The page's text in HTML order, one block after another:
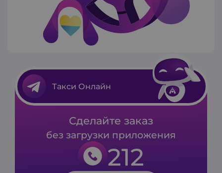
Сделайте заказ
без загрузки приложения
212
Такси Онлайн